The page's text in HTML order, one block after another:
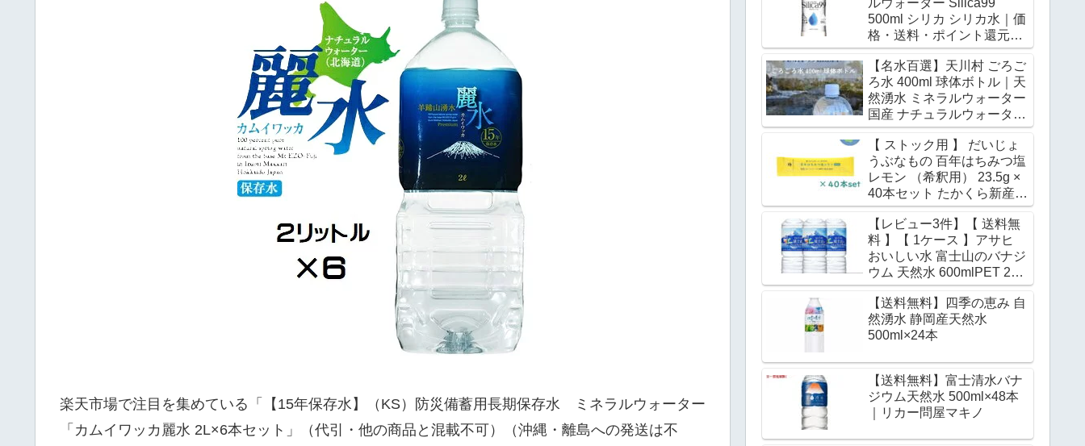
楽天市場で注目を集めている「【15年保存水】（KS）防災備蓄用長期保存水 ミネラルウォーター
「カムイワッカ麗水 2L×6本セット」（代引・他の商品と混載不可）（沖縄・離島への発送は不
ト還元まとめ
ルウォーター Silica99
500ml シリカ シリカ水｜価
格・送料・ポイント還元ま
とめ
【名水百選】天川村 ごろご
ろ水 400ml 球体ボトル｜天
然湧水 ミネラルウォーター
国産 ナチュラルウォーター
｜価格・送料・ポイント還
元まとめ
【 ストック用 】 だいじょ
うぶなもの 百年はちみつ塩
レモン （希釈用） 23.5g ×
40本セット たかくら新産業
レザーウッドハニー 宮古島
の海塩 水分補給 イオン補給
ミネラルウォーター 炭酸水
500mL 希釈 熱中症 対策｜
価格・送料・ポイント還元
まとめ
【レビュー3件】【 送料無
料 】【 1ケース 】アサヒ
おいしい水 富士山のバナジ
ウム 天然水 600mlPET 24
本 ミネラルウォーター バナ
ジウム水 みず お水 バナジ
ウム天然水 ペットボトル 水
大量 まとめ買い 軟水 国産
【送料無料】四季の恵み 自
然湧水 静岡産天然水
500ml×24本
【送料無料】富士清水バナ
ジウム天然水 500ml×48本
｜リカー問屋マキノ